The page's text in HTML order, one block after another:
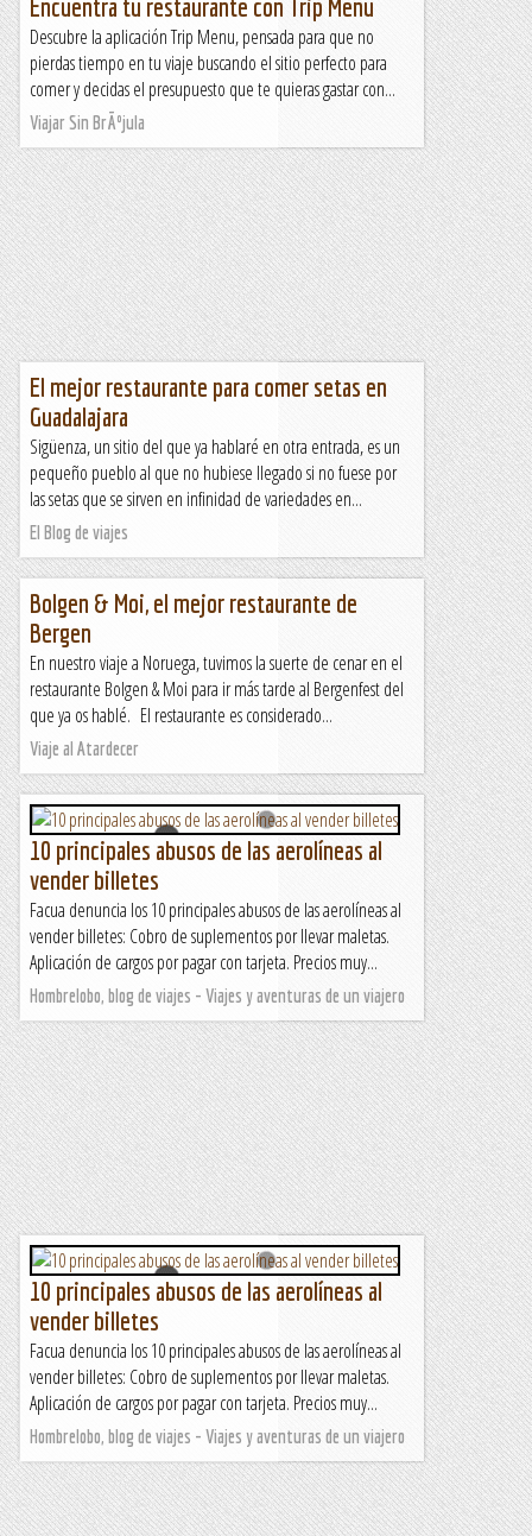
Encuentra tu restaurante con Trip Menu
Descubre la aplicación Trip Menu, pensada para que no
pierdas tiempo en tu viaje buscando el sitio perfecto para
comer y decidas el presupuesto que te quieras gastar con...
Viajar Sin BrÃºjula
El mejor restaurante para comer setas en
Guadalajara
Sigüenza, un sitio del que ya hablaré en otra entrada, es un
pequeño pueblo al que no hubiese llegado si no fuese por
las setas que se sirven en infinidad de variedades en...
El Blog de viajes
Bolgen & Moi, el mejor restaurante de
Bergen
En nuestro viaje a Noruega, tuvimos la suerte de cenar en el
restaurante Bolgen & Moi para ir más tarde al Bergenfest del
que ya os hablé. El restaurante es considerado...
Viaje al Atardecer
10 principales abusos de las aerolíneas al
vender billetes
Facua denuncia los 10 principales abusos de las aerolíneas al
vender billetes: Cobro de suplementos por llevar maletas.
Aplicación de cargos por pagar con tarjeta. Precios muy...
Hombrelobo, blog de viajes - Viajes y aventuras de un viajero
10 principales abusos de las aerolíneas al
vender billetes
Facua denuncia los 10 principales abusos de las aerolíneas al
vender billetes: Cobro de suplementos por llevar maletas.
Aplicación de cargos por pagar con tarjeta. Precios muy...
Hombrelobo, blog de viajes - Viajes y aventuras de un viajero